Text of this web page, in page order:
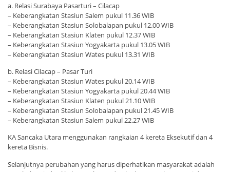
a. Relasi Surabaya Pasarturi – Cilacap
– Keberangkatan Stasiun Salem pukul 11.36 WIB
– Keberangkatan Stasiun Solobalapan pukul 12.00 WIB
– Keberangkatan Stasiun Klaten pukul 12.37 WIB
– Keberangkatan Stasiun Yogyakarta pukul 13.05 WIB
– Keberangkatan Stasiun Wates pukul 13.31 WIB
b. Relasi Cilacap – Pasar Turi
– Keberangkatan Stasiun Wates pukul 20.14 WIB
– Keberangkatan Stasiun Yogyakarta pukul 20.44 WIB
– Keberangkatan Stasiun Klaten pukul 21.10 WIB
– Keberangkatan Stasiun Solobalapan pukul 21.45 WIB
– Keberangkatan Stasiun Salem pukul 22.27 WIB
KA Sancaka Utara menggunakan rangkaian 4 kereta Eksekutif dan 4
kereta Bisnis.
Selanjutnya perubahan yang harus diperhatikan masyarakat adalah